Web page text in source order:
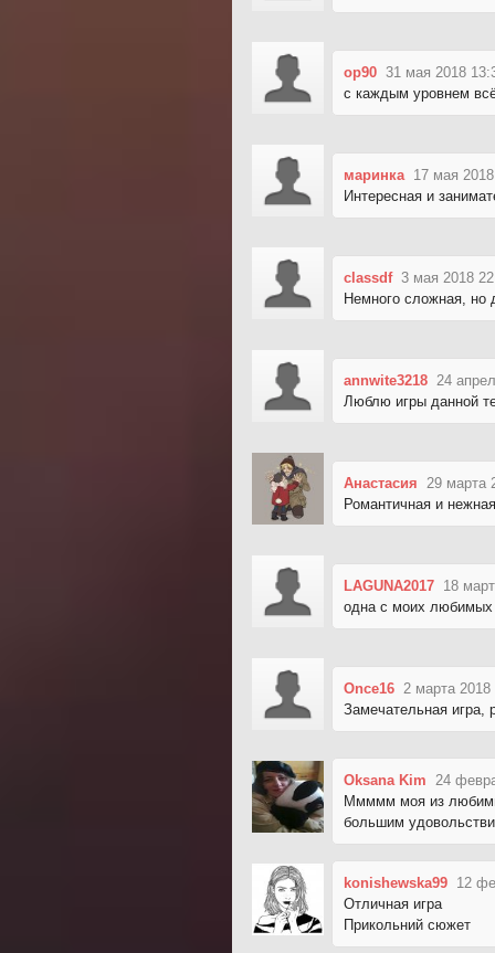
op90 31 мая 2018
с каждым уровнем
маринка 17 мая
Интересная и
classdf 3 мая 2018
Немного сложная, но
annwite3218 24
Люблю игры данной
Анастасия
29 марта
Романтичная и
LAGUNA2017 18
одна с моих
Once16 2 марта 2018
Замечательная игра,
Oksana Kim 24
Ммммм моя из
большим
konishewska99 12
Отличная игра
Прикольний сюжет